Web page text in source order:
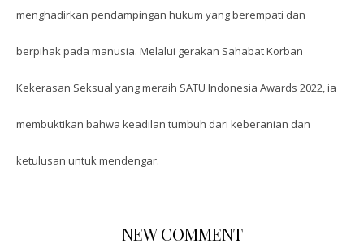
menghadirkan pendampingan hukum yang berempati dan
berpihak pada manusia. Melalui gerakan Sahabat Korban
Kekerasan Seksual yang meraih SATU Indonesia Awards 2022, ia
membuktikan bahwa keadilan tumbuh dari keberanian dan
ketulusan untuk mendengar.
NEW COMMENT